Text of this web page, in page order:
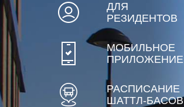
ДЛЯ
РЕЗИДЕНТОВ
МОБИЛЬНОЕ
ПРИЛОЖЕНИЕ
РАСПИСАНИЕ
ШАТТЛ-БАСОВ